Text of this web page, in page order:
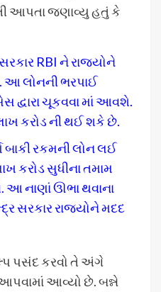
આપતા જણાવ્યુ હતું કે
RBI ને રાજ્યોને
આ લોનની ભરપાઈ
દ્વારા ચૂકવવા માં આવશે.
કરોડ ની થઈ શકે છે.
બાકી રકમની લોન લઈ
કરોડ સુધીના તમામ
આ નાણાં ઊભા થવાના
સરકાર રાજ્યોને મદદ
પસંદ કરવો તે અંગે
આવ્યો છે. બન્ને